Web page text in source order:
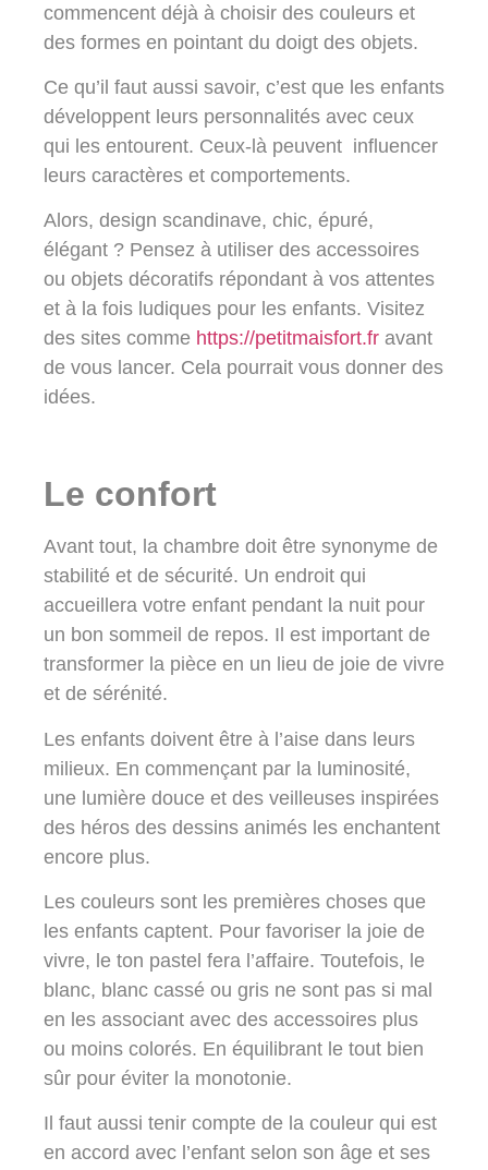
commencent déjà à choisir des couleurs et
des formes en pointant du doigt des objets.
Ce qu’il faut aussi savoir, c’est que les enfants
développent leurs personnalités avec ceux
qui les entourent. Ceux-là peuvent influencer
leurs caractères et comportements.
Alors, design scandinave, chic, épuré,
élégant ? Pensez à utiliser des accessoires
ou objets décoratifs répondant à vos attentes
et à la fois ludiques pour les enfants. Visitez
des sites comme https://petitmaisfort.fr avant
de vous lancer. Cela pourrait vous donner des
idées.
Le confort
Avant tout, la chambre doit être synonyme de
stabilité et de sécurité. Un endroit qui
accueillera votre enfant pendant la nuit pour
un bon sommeil de repos. Il est important de
transformer la pièce en un lieu de joie de vivre
et de sérénité.
Les enfants doivent être à l’aise dans leurs
milieux. En commençant par la luminosité,
une lumière douce et des veilleuses inspirées
des héros des dessins animés les enchantent
encore plus.
Les couleurs sont les premières choses que
les enfants captent. Pour favoriser la joie de
vivre, le ton pastel fera l’affaire. Toutefois, le
blanc, blanc cassé ou gris ne sont pas si mal
en les associant avec des accessoires plus
ou moins colorés. En équilibrant le tout bien
sûr pour éviter la monotonie.
Il faut aussi tenir compte de la couleur qui est
en accord avec l’enfant selon son âge et ses